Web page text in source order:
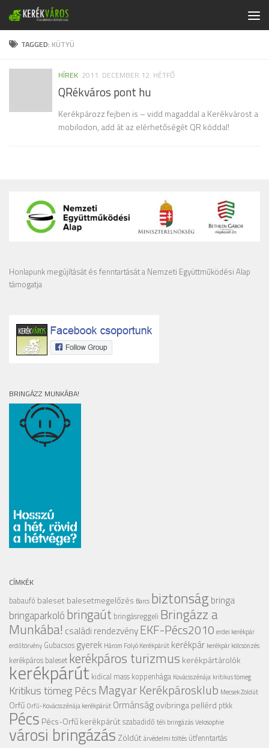
Skip to content
TAGGED: KÜTYÜ
HÍREK 2011. DECEMBER 12. HÉTFŐ
QRékváros pont hu
Kerékpározz fejben is – vidd magaddal a Kerékvárost a
mobilodon, add át az elérhetőségét QR kóddal!
Honlapunk megújítását és fenntartását a Nemzeti Együttműködési Alap
támogatja
BRINGÁZZ MUNKÁBA!
CÍMKÉK
babaufó balesetbalesetmegelőzés Barcs biztonságbringa
bringaparkolóbringaút bringásreggeli Bringázz a
Munkába! családi rendezvényEKF-Pécs2010 erdei kerékpár
erdőtörvény Gubacsos gyerek Három Folyó Kerékpárút kerékpár kerékpár kölcsönzés
kerékpáros baleset kerékpáros turizmus kerékpártárolók
kerékpárút kidical mass koppenhága Kovácsszénája kritikus tömeg
Kritikus tömeg PécsMagyar Kerékpárosklub Mecsek Zöldút
Orfű Orfű-Kovácsszénája kerékpárút Ormánságovibringapellérd ptkk
Pécs Pécs-Orfű kerékpárútszabadidő téli bringázásVelosophie
városi bringázás Zöldútárvédelmi töltés útfenntartás